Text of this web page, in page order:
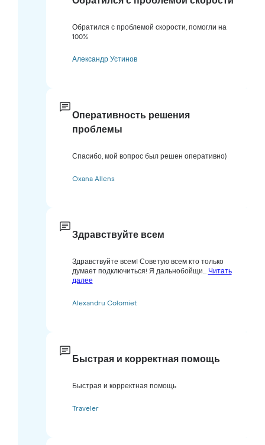
Обратился с проблемой скорости, помогли на
100%
Александр Устинов
Оперативность решения
проблемы
Спасибо, мой вопрос был решен оперативно)
Oxana Allens
Здравствуйте всем
Здравствуйте всем! Советую всем кто только
думает подключиться! Я дальнобойщи... Читать
далее
Alexandru Colomiet
Быстрая и корректная помощь
Быстрая и корректная помощь
Traveler